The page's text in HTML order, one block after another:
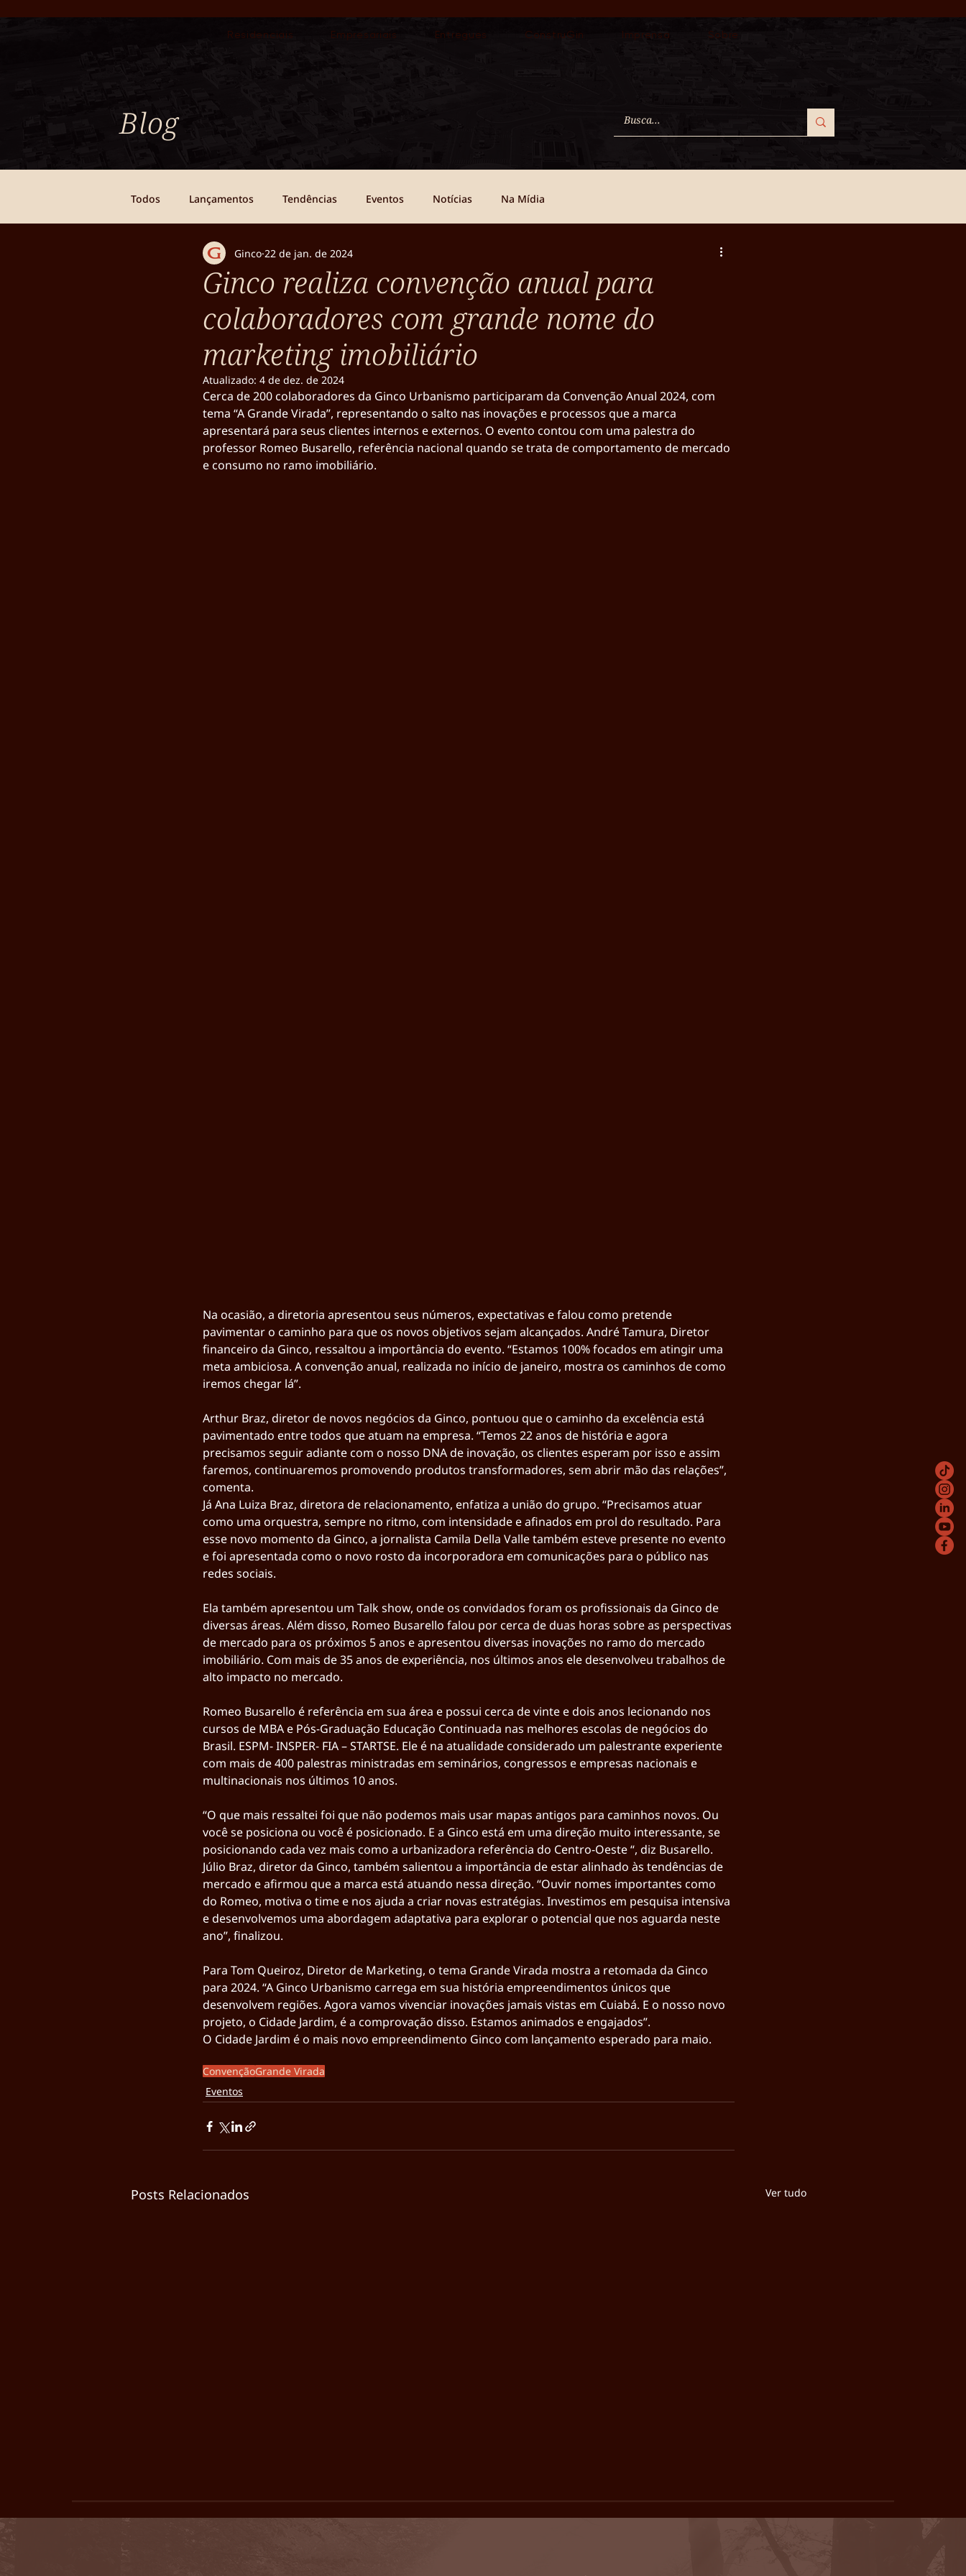
Residenciais Empresariais Entregues ConstruGin Imprensa Sobre
Todos Lançamentos Tendências Eventos Notícias Na Mídia
Ginco realiza convenção anual para
colaboradores com grande nome do
marketing imobiliário
Ginco 22 de jan. de 2024
Atualizado: 4 de dez. de 2024
Cerca de 200 colaboradores da Ginco Urbanismo participaram da Convenção Anual 2024, com
tema “A Grande Virada”, representando o salto nas inovações e processos que a marca
apresentará para seus clientes internos e externos. O evento contou com uma palestra do
professor Romeo Busarello, referência nacional quando se trata de comportamento de mercado
e consumo no ramo imobiliário.
Na ocasião, a diretoria apresentou seus números, expectativas e falou como pretende
pavimentar o caminho para que os novos objetivos sejam alcançados. André Tamura, Diretor
financeiro da Ginco, ressaltou a importância do evento. “Estamos 100% focados em atingir uma
meta ambiciosa. A convenção anual, realizada no início de janeiro, mostra os caminhos de como
iremos chegar lá”.
Arthur Braz, diretor de novos negócios da Ginco, pontuou que o caminho da excelência está
pavimentado entre todos que atuam na empresa. “Temos 22 anos de história e agora
precisamos seguir adiante com o nosso DNA de inovação, os clientes esperam por isso e assim
faremos, continuaremos promovendo produtos transformadores, sem abrir mão das relações”,
comenta.
Já Ana Luiza Braz, diretora de relacionamento, enfatiza a união do grupo. “Precisamos atuar
como uma orquestra, sempre no ritmo, com intensidade e afinados em prol do resultado. Para
esse novo momento da Ginco, a jornalista Camila Della Valle também esteve presente no evento
e foi apresentada como o novo rosto da incorporadora em comunicações para o público nas
redes sociais.
Ela também apresentou um Talk show, onde os convidados foram os profissionais da Ginco de
diversas áreas. Além disso, Romeo Busarello falou por cerca de duas horas sobre as perspectivas
de mercado para os próximos 5 anos e apresentou diversas inovações no ramo do mercado
imobiliário. Com mais de 35 anos de experiência, nos últimos anos ele desenvolveu trabalhos de
alto impacto no mercado.
Romeo Busarello é referência em sua área e possui cerca de vinte e dois anos lecionando nos
cursos de MBA e Pós-Graduação Educação Continuada nas melhores escolas de negócios do
Brasil. ESPM- INSPER- FIA – STARTSE. Ele é na atualidade considerado um palestrante experiente
com mais de 400 palestras ministradas em seminários, congressos e empresas nacionais e
multinacionais nos últimos 10 anos.
“O que mais ressaltei foi que não podemos mais usar mapas antigos para caminhos novos. Ou
você se posiciona ou você é posicionado. E a Ginco está em uma direção muito interessante, se
posicionando cada vez mais como a urbanizadora referência do Centro-Oeste “, diz Busarello.
Júlio Braz, diretor da Ginco, também salientou a importância de estar alinhado às tendências de
mercado e afirmou que a marca está atuando nessa direção. “Ouvir nomes importantes como
do Romeo, motiva o time e nos ajuda a criar novas estratégias. Investimos em pesquisa intensiva
e desenvolvemos uma abordagem adaptativa para explorar o potencial que nos aguarda neste
ano”, finalizou.
Para Tom Queiroz, Diretor de Marketing, o tema Grande Virada mostra a retomada da Ginco
para 2024. “A Ginco Urbanismo carrega em sua história empreendimentos únicos que
desenvolvem regiões. Agora vamos vivenciar inovações jamais vistas em Cuiabá. E o nosso novo
projeto, o Cidade Jardim, é a comprovação disso. Estamos animados e engajados”.
O Cidade Jardim é o mais novo empreendimento Ginco com lançamento esperado para maio.
ConvençãoGrande Virada
Eventos
Posts Relacionados Ver tudo
Blog